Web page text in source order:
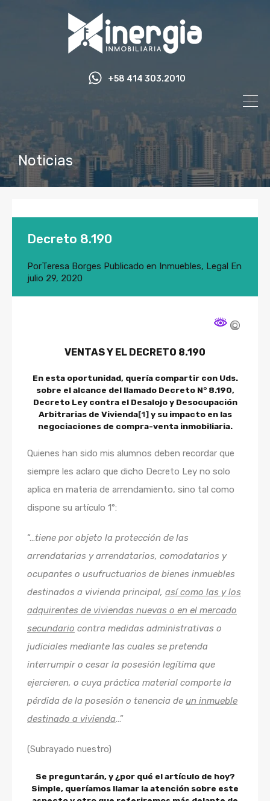
+58 414 303.2010
Noticias
Decreto 8.190
PorTeresa Borges Publicado en Inmuebles, Legal En
julio 29, 2020
VENTAS Y EL DECRETO 8.190
En esta oportunidad, quería compartir con Uds.
sobre el alcance del llamado Decreto N° 8.190,
Decreto Ley contra el Desalojo y Desocupación
Arbitrarias de Vivienda[1]y su impacto en las
negociaciones de compra-venta inmobiliaria.
Quienes han sido mis alumnos deben recordar que
siempre les aclaro que dicho Decreto Ley no solo
aplica en materia de arrendamiento, sino tal como
dispone su artículo 1°:
“…tiene por objeto la protección de las
arrendatarias y arrendatarios, comodatarios y
ocupantes o usufructuarios de bienes inmuebles
destinados a vivienda principal, así como las y los
adquirentes de viviendas nuevas o en el mercado
secundario contra medidas administrativas o
judiciales mediante las cuales se pretenda
interrumpir o cesar la posesión legítima que
ejercieren, o cuya práctica material comporte la
pérdida de la posesión o tenencia de un inmueble
destinado a vivienda…”
(Subrayado nuestro)
Se preguntarán, y ¿por qué el artículo de hoy?
Simple, queríamos llamar la atención sobre este